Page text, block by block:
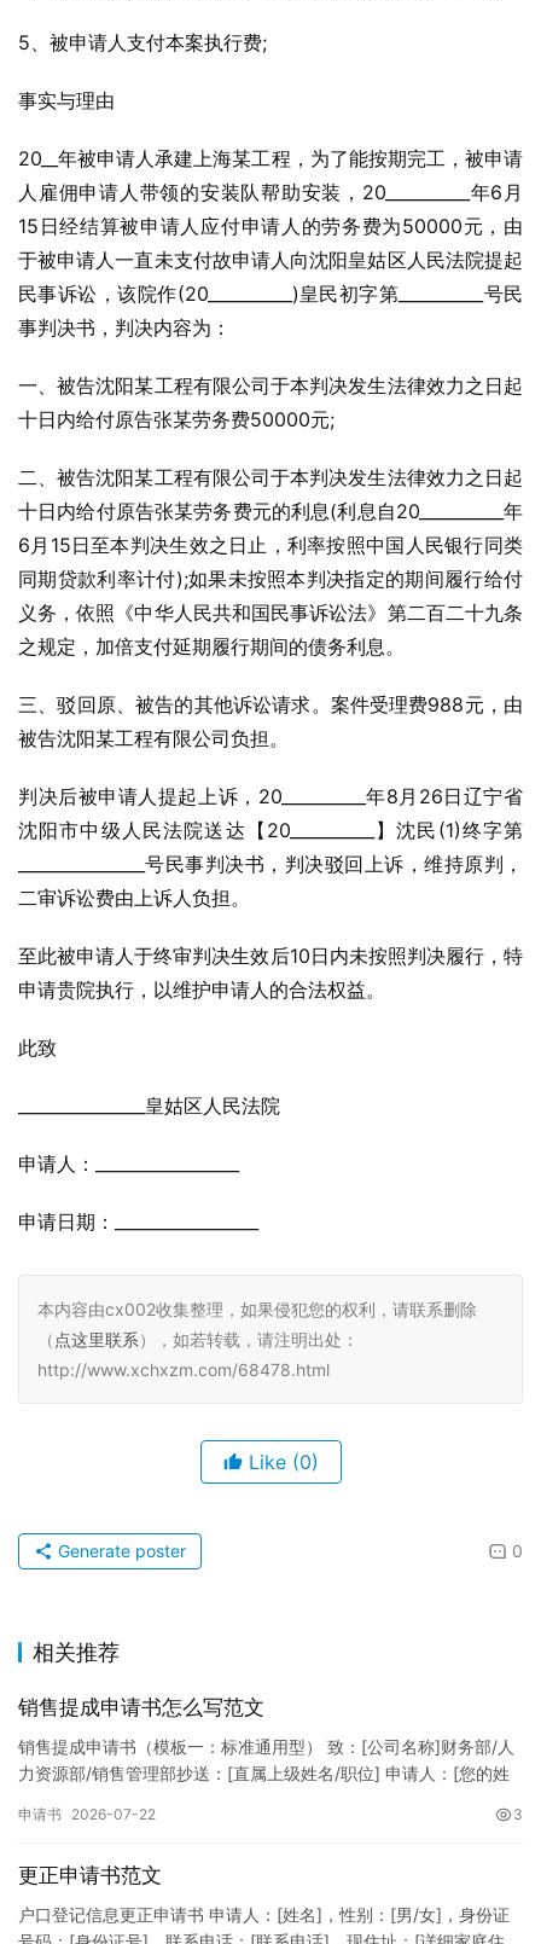
5、被申请人支付本案执行费;
事实与理由
20__年被申请人承建上海某工程，为了能按期完工，被申请
人雇佣申请人带领的安装队帮助安装，20__________年6月
15日经结算被申请人应付申请人的劳务费为50000元，由
于被申请人一直未支付故申请人向沈阳皇姑区人民法院提起
民事诉讼，该院作(20__________)皇民初字第__________号民
事判决书，判决内容为：
一、被告沈阳某工程有限公司于本判决发生法律效力之日起
十日内给付原告张某劳务费50000元;
二、被告沈阳某工程有限公司于本判决发生法律效力之日起
十日内给付原告张某劳务费元的利息(利息自20__________年
6月15日至本判决生效之日止，利率按照中国人民银行同类
同期贷款利率计付);如果未按照本判决指定的期间履行给付
义务，依照《中华人民共和国民事诉讼法》第二百二十九条
之规定，加倍支付延期履行期间的债务利息。
三、驳回原、被告的其他诉讼请求。案件受理费988元，由
被告沈阳某工程有限公司负担。
判决后被申请人提起上诉，20__________年8月26日辽宁省
沈阳市中级人民法院送达【20__________】沈民(1)终字第
_______________号民事判决书，判决驳回上诉，维持原判，
二审诉讼费由上诉人负担。
至此被申请人于终审判决生效后10日内未按照判决履行，特
申请贵院执行，以维护申请人的合法权益。
此致
_______________皇姑区人民法院
申请人：_________________
申请日期：_________________
本内容由cx002收集整理，如果侵犯您的权利，请联系删除
（ 点这里联系），如若转载，请注明出处：
http://www.xchxzm.com/68478.html
Like (0)
0
Generate poster
相关推荐
销售提成申请书怎么写范文
销售提成申请书（模板一：标准通用型） 致：[公司名称]财务部/人
力资源部/销售管理部抄送：[直属上级姓名/职位] 申请人：[您的姓
申请书 2026-07-22 3
更正申请书范文
户口登记信息更正申请书 申请人：[姓名]，性别：[男/女]，身份证